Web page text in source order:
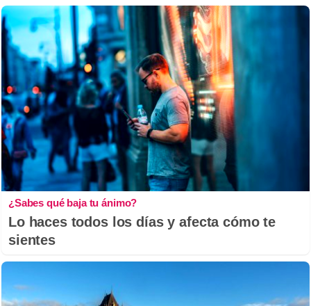
¿Sabes qué baja tu ánimo?
Lo haces todos los días y afecta cómo te
sientes